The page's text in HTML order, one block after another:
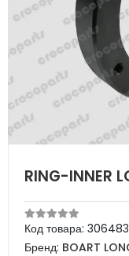
RING-INNER
Код товара: 306483
Бренд: BOART